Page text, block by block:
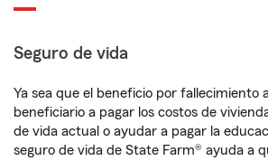
Seguro de vida
Ya sea que el beneficio por fallecimiento
beneficiario a pagar los costos de
de vida actual o ayudar a pagar la
seguro de vida de State Farm® ayuda a